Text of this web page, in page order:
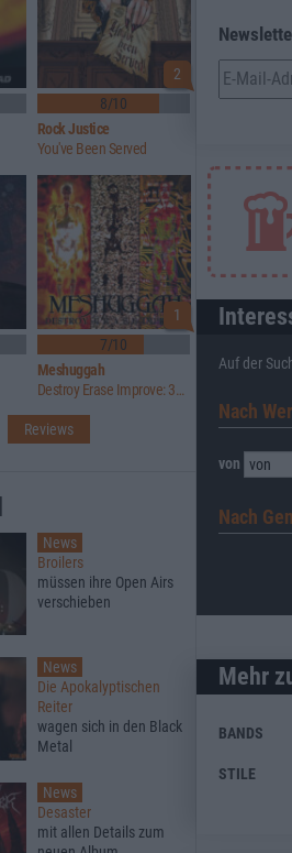
Auf der
Nach
von
Nach
Mehr
BANDS
STILE
2
8/10
Rock Justice
You've Been Served
1
7/10
Meshuggah
Destroy Erase Improve: 30th Anniversary Edition
Reviews
News
Broilers
müssen ihre Open Airs
verschieben
News
Die Apokalyptischen
Reiter
wagen sich in den Black
Metal
News
Desaster
mit allen Details zum